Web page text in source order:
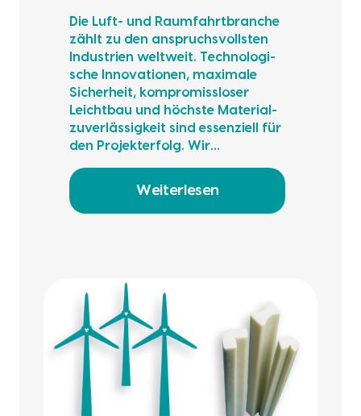
Die Luft- und Raum­fahrt­bran­che
zählt zu den anspruchs­volls­ten
Indus­trien welt­weit. Tech­no­lo­gi­
sche Inno­va­tio­nen, maxi­ma­le
Sicher­heit, kom­pro­miss­lo­ser
Leicht­bau und höchs­te Mate­ri­al­
zu­ver­läs­sig­keit sind essen­zi­ell für
den Pro­jekt­er­folg. Wir…
Weiterlesen